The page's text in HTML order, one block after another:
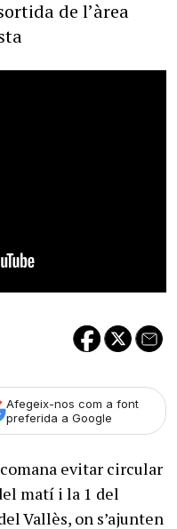
de l’àrea
Afegeix-nos com a font
preferida a Google
evitar circular
matí i la 1 del
Vallès, on s’ajunten